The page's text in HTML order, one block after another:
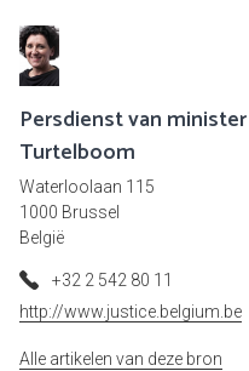
Persdienst van
Turtelboom
Waterloolaan 115
1000 Brussel
België
+32 2 542 80 11
http://www.justice.belgium.be
Alle artikelen van deze bron